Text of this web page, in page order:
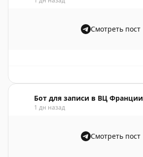
Смотреть пост
Бот для записи в ВЦ Франции
1 дн назад
Смотреть пост